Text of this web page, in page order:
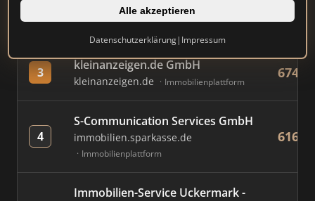
Alle akzeptieren
Datenschutzerklärung| Impressum
AVIV Germany GmbH
immowelt.de Immobilienplattform
807
3 kleinanzeigen.de GmbH
kleinanzeigen.de Immobilienplattform
674
4
S-Communication Services GmbH
immobilien.sparkasse.de
Immobilienplattform
616
Immobilien-Service Uckermark -